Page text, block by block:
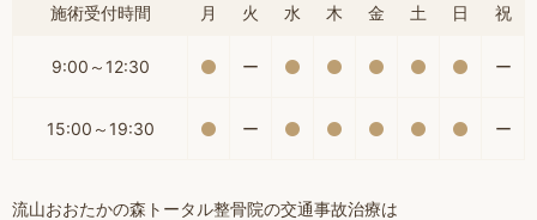
施術受付時間 月 火 水 木 金 土 日 祝
9:00～12:30 ー ー
15:00～19:30 ー ー
流山おおたかの森トータル整骨院の交通事故治療は